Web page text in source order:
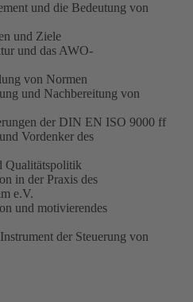
und die Bedeutung von
und Ziele
und das AWO-
von Normen
und Nachbereitung von
der DIN EN ISO 9000 ff
Vordenker des
Qualitätspolitik
in der Praxis des
e.V.
und motivierendes
der Steuerung von